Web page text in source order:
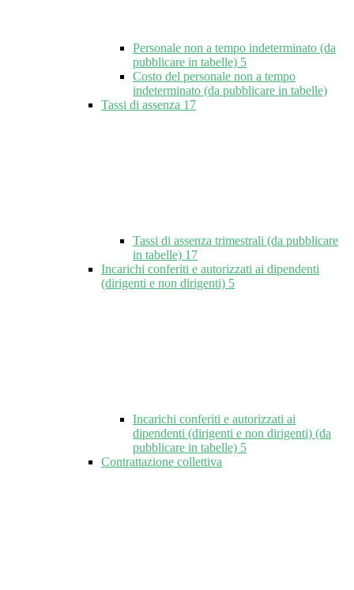
Personale non a tempo indeterminato (da
pubblicare in tabelle) 5
Costo del personale non a tempo
indeterminato (da pubblicare in tabelle)
Tassi di assenza 17
Tassi di assenza trimestrali (da pubblicare
in tabelle) 17
Incarichi conferiti e autorizzati ai dipendenti
(dirigenti e non dirigenti) 5
Incarichi conferiti e autorizzati ai
dipendenti (dirigenti e non dirigenti) (da
pubblicare in tabelle) 5
Contrattazione collettiva